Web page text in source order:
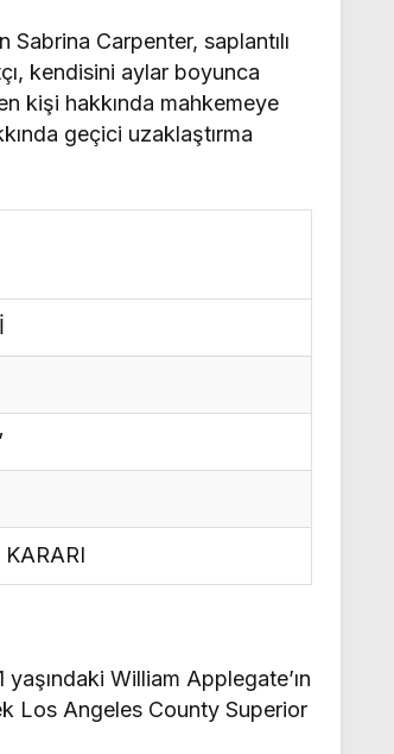
Sabrina Carpenter, saplantılı
kendisini aylar boyunca
kişi hakkında mahkemeye
geçici uzaklaştırma
William Applegate’ın
Los Angeles County Superior